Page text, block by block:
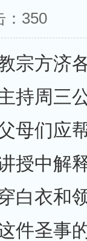
350
宗方济
持周三
母们应
授中解
白衣和
件圣事